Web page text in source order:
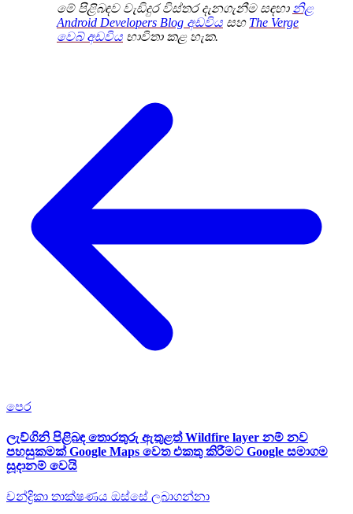
මේ පිළිබඳව වැඩිදුර විස්තර දැනගැනීම සඳහා නිළ
Android Developers Blog අඩවිය සහ The Verge
වෙබ් අඩවිය භාවිතා කළ හැක.
පෙර
ලැව්ගිනි පිළිබඳ තොරතුරු ඇතුළත් Wildfire layer නම් නව
පහසුකමක් Google Maps වෙත එකතු කිරීමට Google සමාගම
සූදානම් වෙයි
චන්ද්‍රිකා තාක්ෂණය ඔස්සේ ලබාගන්නා